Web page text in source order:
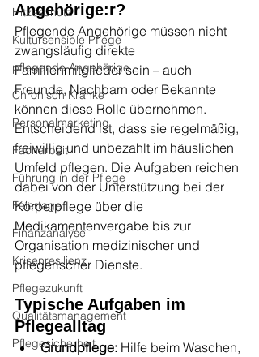
Hitzeschutz
Kultursensible Pflege
pflegende Angehörige
Chronisch Kranke
Personalmarketing
Facharbeit
Führung in der Pflege
Feiertage
Finanzanalyse
Krisenresilienz
Pflegezukunft
Qualitätsmanagement
Pflegesicherheit
Angehörige:r?
Pflegende Angehörige müssen nicht
zwangsläufig direkte
Familienmitglieder sein – auch
Freunde, Nachbarn oder Bekannte
können diese Rolle übernehmen.
Entscheidend ist, dass sie regelmäßig,
freiwillig und unbezahlt im häuslichen
Umfeld pflegen. Die Aufgaben reichen
dabei von der Unterstützung bei der
Körperpflege über die
Medikamentenvergabe bis zur
Organisation medizinischer und
pflegerischer Dienste.
Typische Aufgaben im
Pflegealltag
Grundpflege: Hilfe beim Waschen,